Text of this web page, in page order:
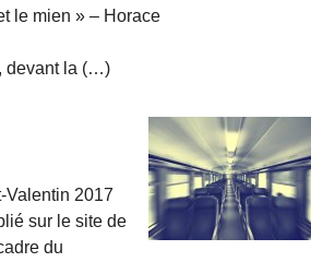
le mien » – Horace
devant la (…)
Valentin 2017
sur le site de
du